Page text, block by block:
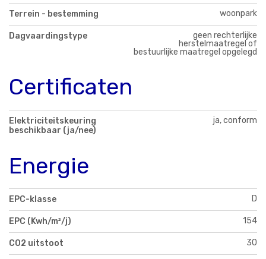
Terrein - bestemming woonpark
Dagvaardingstype
geen rechterlijke
herstelmaatregel of
bestuurlijke maatregel opgelegd
Certificaten
Elektriciteitskeuring
beschikbaar (ja/nee)
ja, conform
Energie
EPC-klasse D
EPC (Kwh/m²/j) 154
CO2 uitstoot 30